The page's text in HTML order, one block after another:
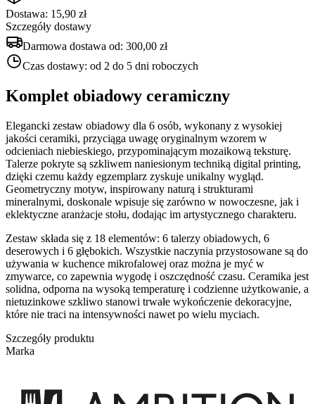
Dostawa: 15,90 zł
Szczegóły dostawy
Darmowa dostawa od: 300,00 zł
Czas dostawy: od 2 do 5 dni roboczych
Komplet obiadowy ceramiczny
Elegancki zestaw obiadowy dla 6 osób, wykonany z wysokiej
jakości ceramiki, przyciąga uwagę oryginalnym wzorem w
odcieniach niebieskiego, przypominającym mozaikową teksturę.
Talerze pokryte są szkliwem naniesionym techniką digital printing,
dzięki czemu każdy egzemplarz zyskuje unikalny wygląd.
Geometryczny motyw, inspirowany naturą i strukturami
mineralnymi, doskonale wpisuje się zarówno w nowoczesne, jak i
eklektyczne aranżacje stołu, dodając im artystycznego charakteru.
Zestaw składa się z 18 elementów: 6 talerzy obiadowych, 6
deserowych i 6 głębokich. Wszystkie naczynia przystosowane są do
używania w kuchence mikrofalowej oraz można je myć w
zmywarce, co zapewnia wygodę i oszczędność czasu. Ceramika jest
solidna, odporna na wysoką temperaturę i codzienne użytkowanie, a
nietuzinkowe szkliwo stanowi trwałe wykończenie dekoracyjne,
które nie traci na intensywności nawet po wielu myciach.
Szczegóły produktu
Marka